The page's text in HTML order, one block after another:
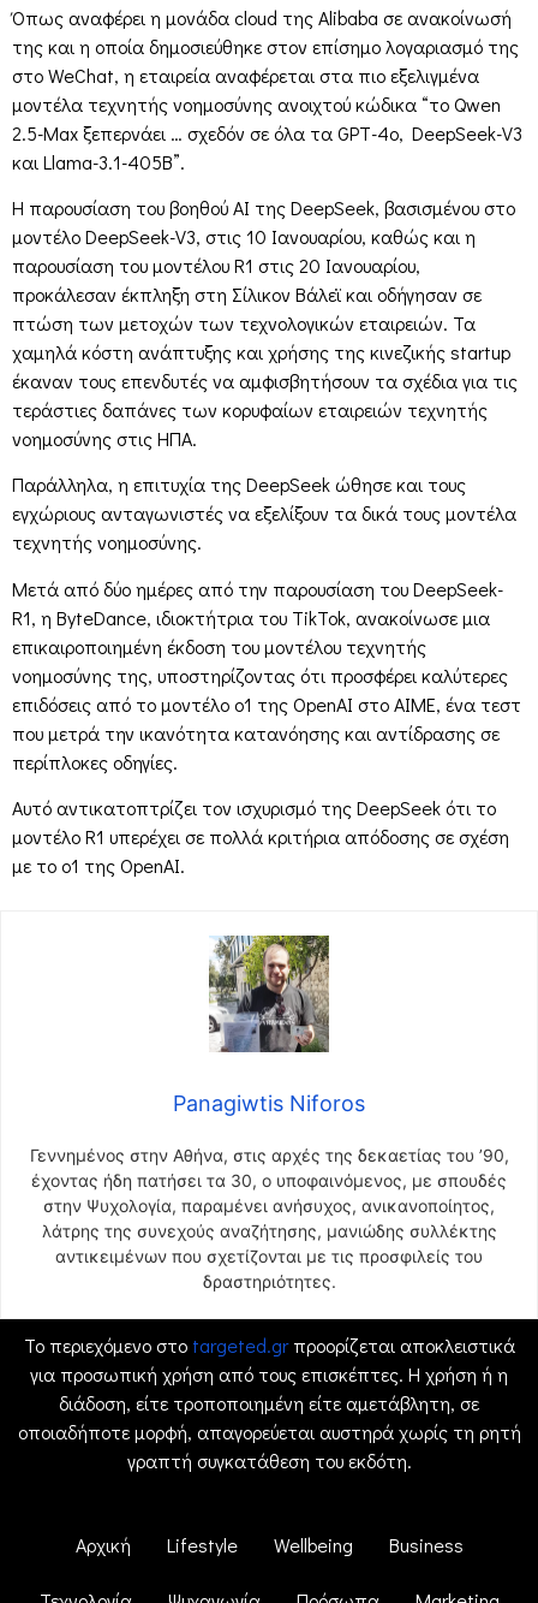
Όπως αναφέρει η μονάδα cloud της Alibaba σε ανακοίνωσή
της και η οποία δημοσιεύθηκε στον επίσημο λογαριασμό της
στο WeChat, η εταιρεία αναφέρεται στα πιο εξελιγμένα
μοντέλα τεχνητής νοημοσύνης ανοιχτού κώδικα “το Qwen
2.5-Max ξεπερνάει … σχεδόν σε όλα τα GPT-4o, DeepSeek-V3
και Llama-3.1-405B”.
Η παρουσίαση του βοηθού ΑΙ της DeepSeek, βασισμένου στο
μοντέλο DeepSeek-V3, στις 10 Ιανουαρίου, καθώς και η
παρουσίαση του μοντέλου R1 στις 20 Ιανουαρίου,
προκάλεσαν έκπληξη στη Σίλικον Βάλεϊ και οδήγησαν σε
πτώση των μετοχών των τεχνολογικών εταιρειών. Τα
χαμηλά κόστη ανάπτυξης και χρήσης της κινεζικής startup
έκαναν τους επενδυτές να αμφισβητήσουν τα σχέδια για τις
τεράστιες δαπάνες των κορυφαίων εταιρειών τεχνητής
νοημοσύνης στις ΗΠΑ.
Παράλληλα, η επιτυχία της DeepSeek ώθησε και τους
εγχώριους ανταγωνιστές να εξελίξουν τα δικά τους μοντέλα
τεχνητής νοημοσύνης.
Μετά από δύο ημέρες από την παρουσίαση του DeepSeek-
R1, η ByteDance, ιδιοκτήτρια του TikTok, ανακοίνωσε μια
επικαιροποιημένη έκδοση του μοντέλου τεχνητής
νοημοσύνης της, υποστηρίζοντας ότι προσφέρει καλύτερες
επιδόσεις από το μοντέλο o1 της OpenAI στο AIME, ένα τεστ
που μετρά την ικανότητα κατανόησης και αντίδρασης σε
περίπλοκες οδηγίες.
Αυτό αντικατοπτρίζει τον ισχυρισμό της DeepSeek ότι το
μοντέλο R1 υπερέχει σε πολλά κριτήρια απόδοσης σε σχέση
με το o1 της OpenAI.
Panagiwtis Niforos
Γεννημένος στην Αθήνα, στις αρχές της δεκαετίας του ’90,
έχοντας ήδη πατήσει τα 30, ο υποφαινόμενος, με σπουδές
στην Ψυχολογία, παραμένει ανήσυχος, ανικανοποίητος,
λάτρης της συνεχούς αναζήτησης, μανιώδης συλλέκτης
αντικειμένων που σχετίζονται με τις προσφιλείς του
δραστηριότητες.
Το περιεχόμενο στο targeted.grπροορίζεται αποκλειστικά
για προσωπική χρήση από τους επισκέπτες. Η χρήση ή η
διάδοση, είτε τροποποιημένη είτε αμετάβλητη, σε
οποιαδήποτε μορφή, απαγορεύεται αυστηρά χωρίς τη ρητή
γραπτή συγκατάθεση του εκδότη.
Αρχική Lifestyle Wellbeing Business